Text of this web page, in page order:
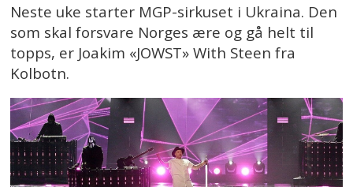
Neste uke starter MGP-sirkuset i Ukraina. Den
som skal forsvare Norges ære og gå helt til
topps, er Joakim «JOWST» With Steen fra
Kolbotn.